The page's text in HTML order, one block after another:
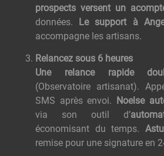
prospects versent un
données. Le support à
accompagne les artisans.
Relancez sous 6 heures
Une relance rapide
(Observatoire artisanat).
SMS après envoi.
Noelse
via son outil d’
économisant du temps.
remise pour une signature en